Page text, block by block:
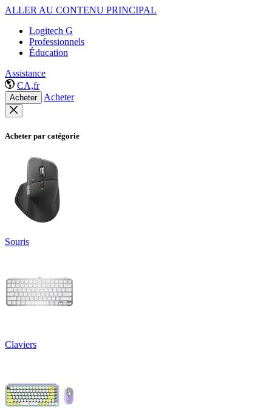
ALLER AU CONTENU PRINCIPAL
Logitech G
Professionnels
Éducation
Assistance
CA,fr
Acheter Acheter
Acheter par catégorie
Souris
Claviers